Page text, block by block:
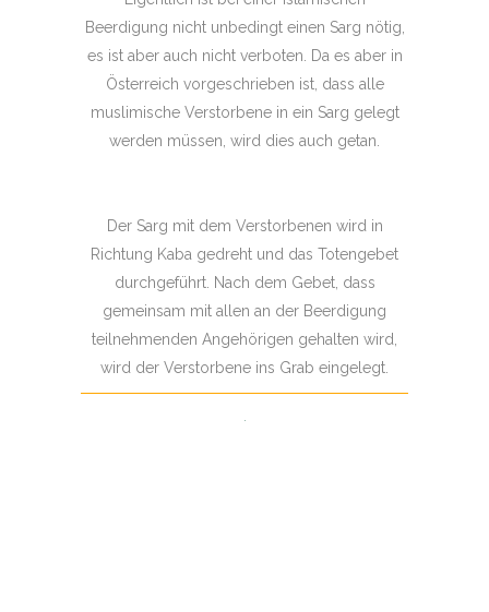
Beerdigung nicht unbedingt einen Sarg nötig,
es ist aber auch nicht verboten. Da es aber in
Österreich vorgeschrieben ist, dass alle
muslimische Verstorbene in ein Sarg gelegt
werden müssen, wird dies auch getan.
Der Sarg mit dem Verstorbenen wird in
Richtung Kaba gedreht und das Totengebet
durchgeführt. Nach dem Gebet, dass
gemeinsam mit allen an der Beerdigung
teilnehmenden Angehörigen gehalten wird,
wird der Verstorbene ins Grab eingelegt.